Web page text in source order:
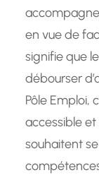
en vue de
signifie que
débourser
Pôle Emploi,
accessible
souhaitent